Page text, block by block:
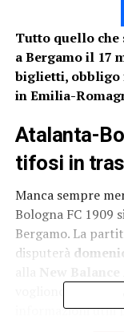
Tutto quello che
a Bergamo il 17
biglietti, obbligo
in Emilia-
Atalanta-
tifosi in
Manca sempre
Bologna FC 1909
Bergamo. La
disputerà
vogliono essere
informazioni utili